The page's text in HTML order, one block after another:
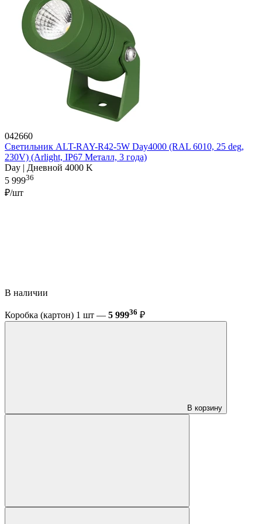
042660
Светильник ALT-RAY-R42-5W Day4000 (RAL 6010, 25 deg,
230V) (Arlight, IP67 Металл, 3 года)
Day | Дневной 4000 K
5 99936
₽/шт
В наличии
Коробка (картон) 1 шт — 5 99936 ₽
В корзину